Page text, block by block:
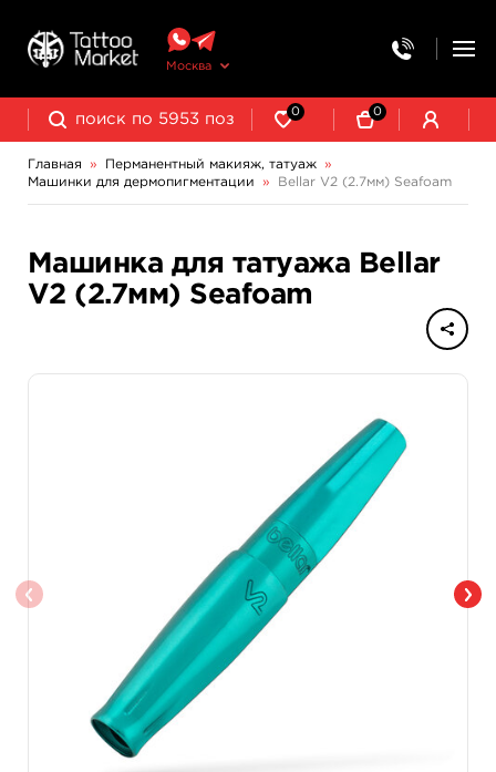
Москва
0 0
Главная » Перманентный макияж, татуаж
»
Машинки для дермопигментации
» Bellar V2 (2.7мм) Seafoam
Машинка для татуажа Bellar
V2 (2.7мм) Seafoam